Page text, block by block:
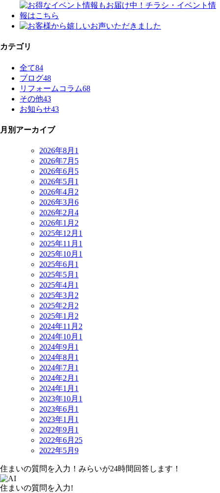
カテゴリ
全て84
ブログ48
リフォームコラム68
その他43
お知らせ43
月別アーカイブ
2026年8月 1
2026年7月 5
2026年6月 5
2026年5月 1
2026年4月 2
2026年3月 6
2026年2月 4
2026年1月 2
2025年12月 1
2025年11月 1
2025年10月 1
2025年6月 1
2025年5月 1
2025年4月 1
2025年3月 2
2025年2月 2
2025年1月 2
2024年11月 2
2024年10月 1
2024年9月 1
2024年8月 1
2024年7月 1
2024年2月 1
2024年1月 1
2023年10月 1
2023年6月 1
2023年1月 1
2022年9月 1
2022年6月 25
2022年5月 9
住まいの質問を入力！みらいが24時間回答します！
住まいの質問を入力!